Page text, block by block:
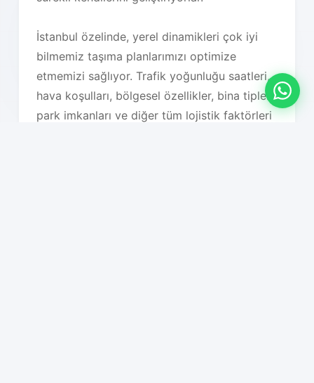
İstanbul özelinde, yerel dinamikleri çok iyi
bilmemiz taşıma planlarımızı optimize
etmemizi sağlıyor. Trafik yoğunluğu saatleri,
hava koşulları, bölgesel özellikler, bina tipleri,
park imkanları ve diğer tüm lojistik faktörleri